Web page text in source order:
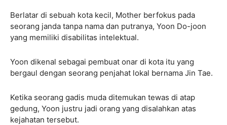
Berlatar di sebuah kota kecil, Mother berfokus pada
seorang janda tanpa nama dan putranya, Yoon Do-joon
yang memiliki disabilitas intelektual.
Yoon dikenal sebagai pembuat onar di kota itu yang
bergaul dengan seorang penjahat lokal bernama Jin Tae.
Ketika seorang gadis muda ditemukan tewas di atap
gedung, Yoon justru jadi orang yang disalahkan atas
kejahatan tersebut.